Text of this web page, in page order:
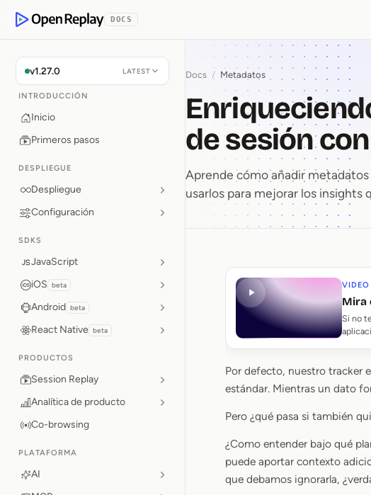
OpenReplay
DOCS
v1.27.0 LATEST
INTRODUCCIÓN
Inicio
Primeros pasos
DESPLIEGUE
Despliegue
Configuración
SDKS
JavaScript
iOS beta
Android beta
React Native beta
PRODUCTOS
Session Replay
Analítica de producto
Co-browsing
PLATAFORMA
AI
Docs / Metadatos
de sesión
Aprende cómo añadir
usarlos para mejorar los insights
VIDEO
Mira
Si no
Por defecto, nuestro tracker
estándar. Mientras un dato
Pero ¿qué pasa si también
¿Como entender bajo qué
puede aportar contexto
que debamos ignorarla,